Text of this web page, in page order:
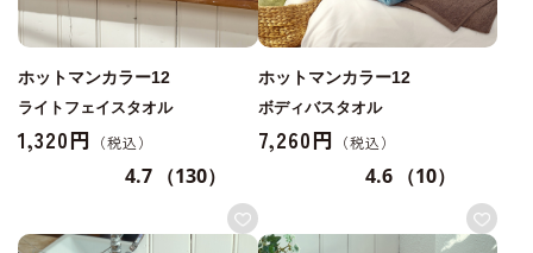
ホットマンカラー12
ライトフェイスタオル
1,320円
4.7 （130）
ホットマンカラー12
ボディバスタオル
7,260円
4.6 （10）